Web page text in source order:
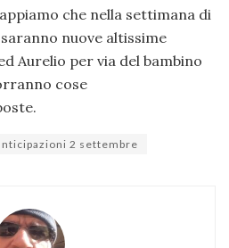
che nella settimana di
nuove altissime
Aurelio per via del bambino
cose
2 settembre